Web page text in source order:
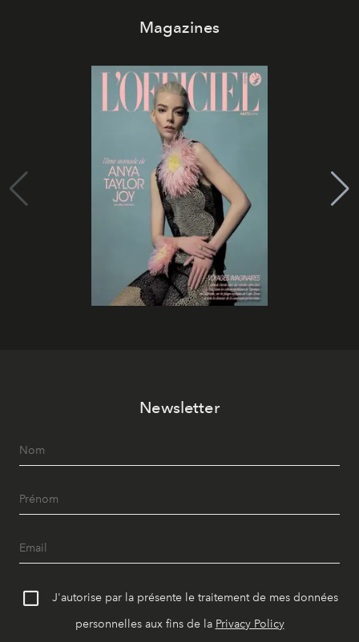
Magazines
Newsletter
J'autorise par la présente le traitement de mes données
personnelles aux fins de la Privacy Policy